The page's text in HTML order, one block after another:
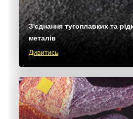
З'єднання тугоплавких та
металів
Дивитись